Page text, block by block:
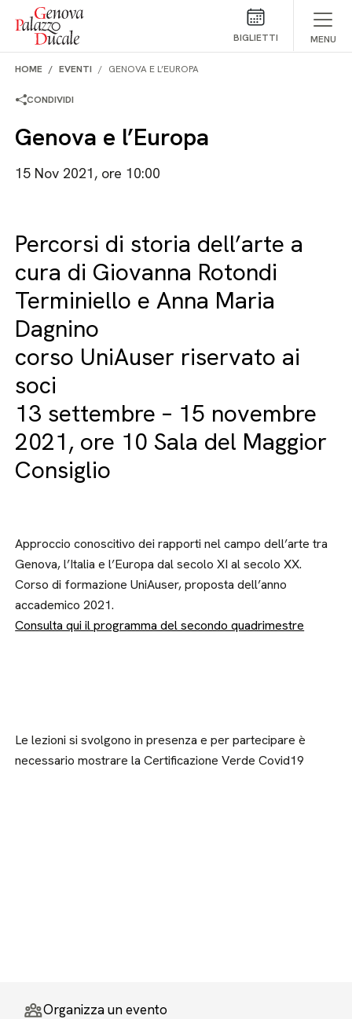
Salta al contenuto
BIGLIETTI MENU
HOME EVENTI GENOVA E L’EUROPA
CONDIVIDI
Genova e l’Europa
15 Nov 2021, ore 10:00
Percorsi di storia dell’arte a
cura di Giovanna Rotondi
Terminiello e Anna Maria
Dagnino
corso UniAuser riservato ai
soci
13 settembre – 15 novembre
2021, ore 10 Sala del Maggior
Consiglio
Approccio conoscitivo dei rapporti nel campo dell’arte tra
Genova, l’Italia e l’Europa dal secolo XI al secolo XX.
Corso di formazione UniAuser, proposta dell’anno
accademico 2021.
Consulta qui il programma del secondo quadrimestre
Le lezioni si svolgono in presenza e per partecipare è
necessario mostrare la Certificazione Verde Covid19
Organizza un evento